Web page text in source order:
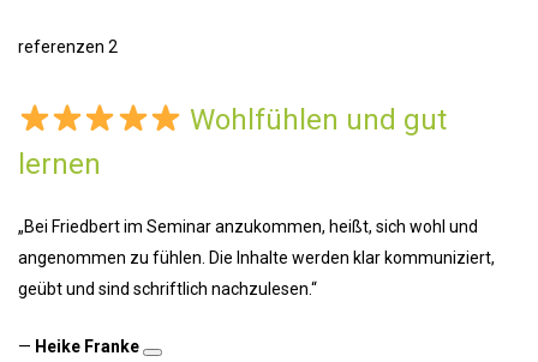
referenzen 2
Wohlfühlen und gut
lernen
„Bei Friedbert im Seminar anzukommen, heißt, sich wohl und
angenommen zu fühlen. Die Inhalte werden klar kommuniziert,
geübt und sind schriftlich nachzulesen.“
— Heike Franke